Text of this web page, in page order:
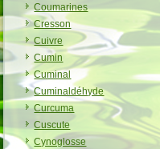
Coumarines
Cresson
Cuivre
Cumin
Cuminal
Cuminaldéhyde
Curcuma
Cuscute
Cynoglosse